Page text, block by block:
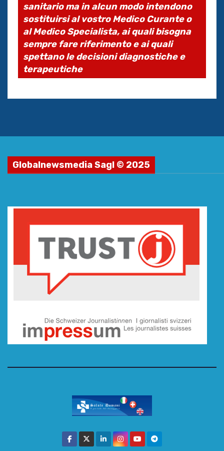
sanitario ma in alcun modo intendono
sostituirsi al vostro Medico Curante o
al Medico Specialista, ai quali bisogna
sempre fare riferimento e ai quali
spettano le decisioni diagnostiche e
terapeutiche
Globalnewsmedia Sagl © 2025